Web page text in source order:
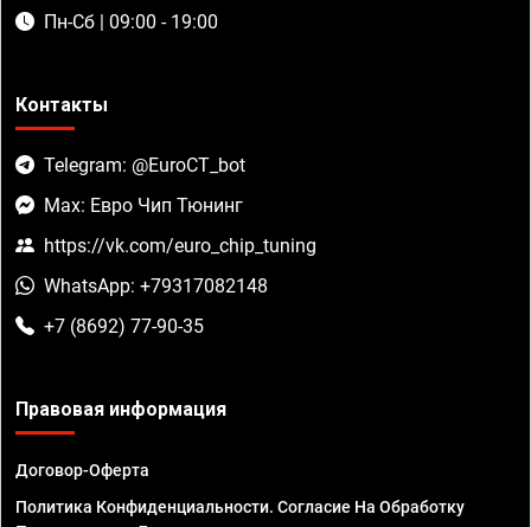
Пн-Сб | 09:00 - 19:00
Контакты
Telegram: @EuroCT_bot
Max: Евро Чип Тюнинг
https://vk.com/euro_chip_tuning
WhatsApp: +79317082148
+7 (8692) 77-90-35
Правовая информация
Договор-Оферта
Политика Конфиденциальности. Согласие На Обработку